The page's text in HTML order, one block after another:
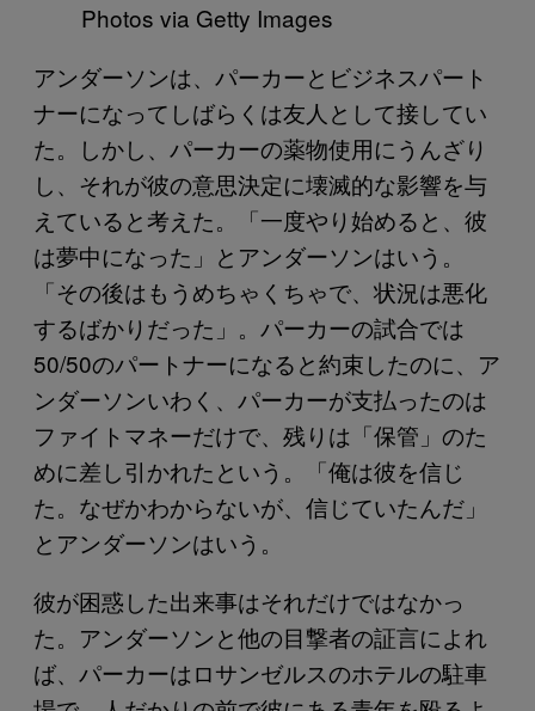
Photos via Getty Images
アンダーソンは、パーカーとビジネスパート
ナーになってしばらくは友人として接してい
た。しかし、パーカーの薬物使用にうんざり
し、それが彼の意思決定に壊滅的な影響を与
えていると考えた。「一度やり始めると、彼
は夢中になった」とアンダーソンはいう。
「その後はもうめちゃくちゃで、状況は悪化
するばかりだった」。パーカーの試合では
50/50のパートナーになると約束したのに、ア
ンダーソンいわく、パーカーが支払ったのは
ファイトマネーだけで、残りは「保管」のた
めに差し引かれたという。「俺は彼を信じ
た。なぜかわからないが、信じていたんだ」
とアンダーソンはいう。
彼が困惑した出来事はそれだけではなかっ
た。アンダーソンと他の目撃者の証言によれ
ば、パーカーはロサンゼルスのホテルの駐車